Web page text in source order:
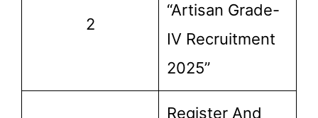
2
“Artisan Grade-
IV Recruitment
2025”
Register And